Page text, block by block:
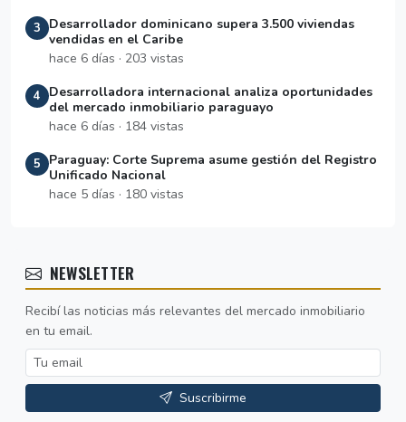
3
Desarrollador dominicano supera 3.500 viviendas
vendidas en el Caribe
hace 6 días · 203 vistas
4
Desarrolladora internacional analiza oportunidades
del mercado inmobiliario paraguayo
hace 6 días · 184 vistas
5
Paraguay: Corte Suprema asume gestión del Registro
Unificado Nacional
hace 5 días · 180 vistas
NEWSLETTER
Recibí las noticias más relevantes del mercado inmobiliario
en tu email.
Suscribirme